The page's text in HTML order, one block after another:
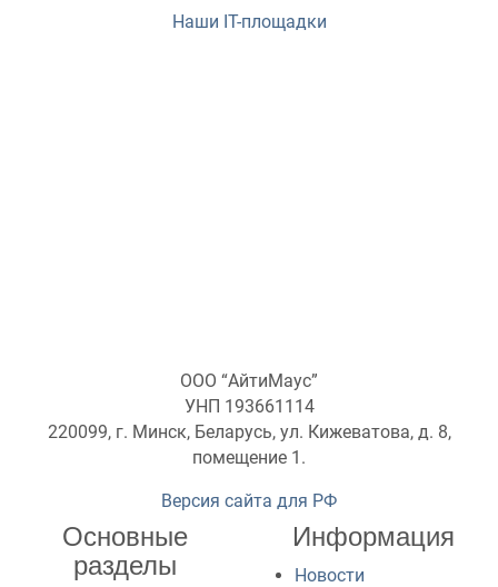
Наши IT-площадки
ООО “АйтиМаус”
УНП 193661114
220099, г. Минск, Беларусь, ул. Кижеватова, д. 8,
помещение 1.
Версия сайта для РФ
Основные
разделы
Информация
Новости